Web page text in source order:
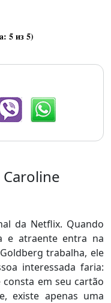
5из 5)
da Netflix. Quando
e atraente entra na
trabalha, ele
interessada faria:
em seu cartão
existe apenas uma